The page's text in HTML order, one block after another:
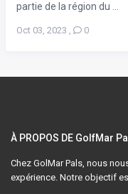
partie de la région du ...
Oct 03, 2023 , 0
À PROPOS DE GolfMar
Chez GolMar Pals, nous
expérience. Notre objectif